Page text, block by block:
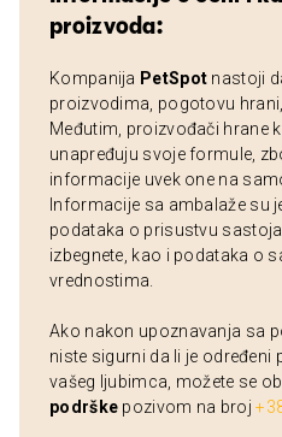
proizvoda:
Kompanija PetSpot nastoji
proizvodima, pogotovu
Međutim, proizvođači hrane
unapređuju svoje formule,
informacije uvek one na
Informacije sa ambalaže su
podataka o prisustvu
izbegnete, kao i podataka o
vrednostima.
Ako nakon upoznavanja sa
niste sigurni da li je određeni
vašeg ljubimca, možete se
podrške pozivom na broj